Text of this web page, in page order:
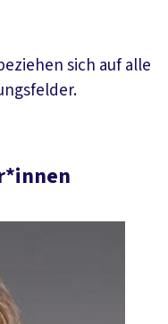
sich auf alle